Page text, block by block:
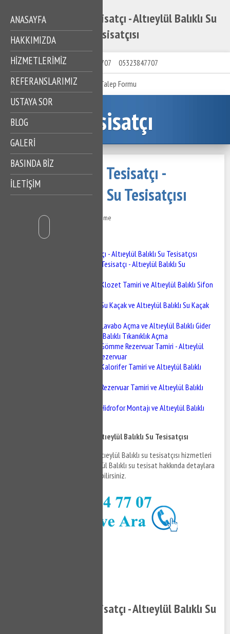
Altıeylül Balıklı Tesisatçı - Altıeylül Balıklı Su
Tesisatçısı
ANASAYFA
HAKKIMIZDA
HIZMETLERIMIZ
REFERANSLARIMIZ
USTAYA SOR
BLOG
GALERİ
BASINDA BİZ
İLETİŞİM
05323847707 05323847707
Talep Formu
Tesisatçı
Altıeylül Balıklı Tesisatçı -
Altıeylül Balıklı Su Tesisatçısı
24 Temmuz 2022 371 Görüntüleme
İçindekiler
Altıeylül Balıklı Tesisatçı - Altıeylül Balıklı Su Tesisatçısı
Altıeylül Balıklı Tesisatçı - Altıeylül Balıklı Su
Altıeylül Balıklı Klozet Tamiri ve Altıeylül Balıklı Sifon
Altıeylül Balıklı Su Kaçak ve Altıeylül Balıklı Su Kaçak
Altıeylül Balıklı Lavabo Açma ve Altıeylül Balıklı Gider
Açma - Altıeylül Balıklı Tıkanıklık Açma
Altıeylül Balıklı Gömme Rezervuar Tamiri - Altıeylül
Balıklı Gömme Rezervuar
Altıeylül Balıklı Kalorifer Tamiri ve Altıeylül Balıklı
Altıeylül Balıklı Rezervuar Tamiri ve Altıeylül Balıklı
Altıeylül Balıklı Hidrofor Montajı ve Altıeylül Balıklı
Altıeylül Balıklı Tesisatçı - Altıeylül Balıklı Su Tesisatçısı
Altıeylül Balıklı tesisatçı ve Altıeylül Balıklı su tesisatçısı hizmetleri
hakkında bilgi almak ve Altıeylül Balıklı su tesisat hakkında detaylara
erişim sağlamak için bizi arayabilirsiniz.
Altıeylül Balıklı Tesisatçı - Altıeylül Balıklı Su